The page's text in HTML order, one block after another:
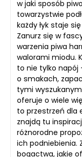
w jaki sposób
towarzystwie
każdy łyk staje
Zanurz się w
warzenia piwa
walorami miodu.
to nie tylko napój
o smakach,
tymi
oferuje o wiele
to przestrzeń dla
znajdą tu
różnorodne
ich podniebienia.
bogactwa, jakie